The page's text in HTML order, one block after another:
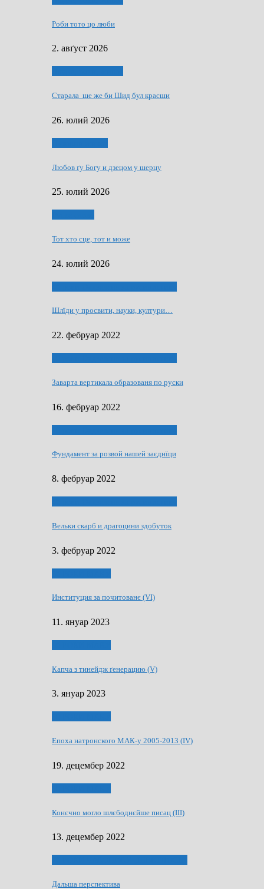
Роби тото цо люби
2. авґуст 2026
Старала ше же би Шид бул красши
26. юлий 2026
Любов ґу Богу и дзецом у шерцу
25. юлий 2026
Тот хто сце, тот и може
24. юлий 2026
Шлїди у просвити, науки, култури…
22. фебруар 2022
Заварта вертикала образованя по руски
16. фебруар 2022
Фундамент за розвой нашей заєднїци
8. фебруар 2022
Вельки скарб и драгоцини здобуток
3. фебруар 2022
Институция за почитованє (VI)
11. януар 2023
Капча з тинейдж ґенерацию (V)
3. януар 2023
Епоха натронского МАК-у 2005-2013 (IV)
19. децембер 2022
Конєчно могло шлєбоднєйше писац (III)
13. децембер 2022
Дальша перспектива